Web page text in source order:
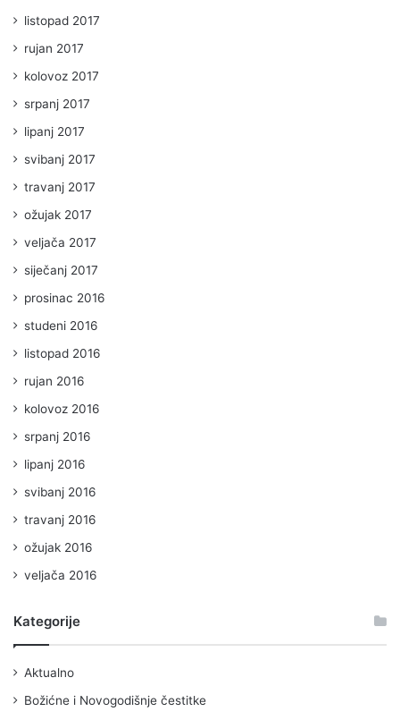
listopad 2017
rujan 2017
kolovoz 2017
srpanj 2017
lipanj 2017
svibanj 2017
travanj 2017
ožujak 2017
veljača 2017
siječanj 2017
prosinac 2016
studeni 2016
listopad 2016
rujan 2016
kolovoz 2016
srpanj 2016
lipanj 2016
svibanj 2016
travanj 2016
ožujak 2016
veljača 2016
Kategorije
Aktualno
Božićne i Novogodišnje čestitke